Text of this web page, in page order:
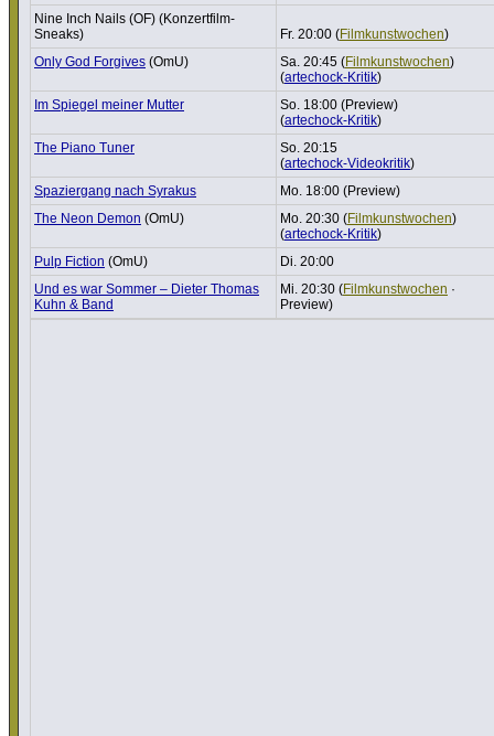
Nine Inch Nails (OF) (Konzert­film-
Sneaks)
Fr. 20:00 (Film­kunst­wo­chen)
Only God Forgives (OmU) Sa. 20:45 (Film­kunst­wo­chen)
(artechock-Kritik)
Im Spiegel meiner Mutter
So. 18:00 (Preview)
(artechock-Kritik)
The Piano Tuner
So. 20:15
(artechock-Videokritik)
Spazier­gang nach Syrakus
Mo. 18:00 (Preview)
The Neon Demon (OmU) Mo. 20:30 (Film­kunst­wo­chen)
(artechock-Kritik)
Pulp Fiction (OmU)
Di. 20:00
Und es war Sommer – Dieter Thomas
Kuhn & Band
Mi. 20:30 (Film­kunst­wo­chen ·
Preview)